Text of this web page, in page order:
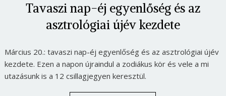
Tavaszi nap-éj egyenlőség és az
asztrológiai újév kezdete
Március 20.: tavaszi nap-éj egyenlőség és az asztrológiai újév
kezdete. Ezen a napon újraindul a zodiákus kör és vele a mi
utazásunk is a 12 csillagjegyen keresztül.